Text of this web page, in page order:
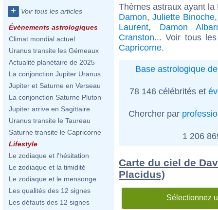
+ Voir tous les articles
Évènements astrologiques
Climat mondial actuel
Uranus transite les Gémeaux
Actualité planétaire de 2025
La conjonction Jupiter Uranus
Jupiter et Saturne en Verseau
La conjonction Saturne Pluton
Jupiter arrive en Sagittaire
Uranus transite le Taureau
Saturne transite le Capricorne
Lifestyle
Le zodiaque et l'hésitation
Le zodiaque et la timidité
Le zodiaque et le mensonge
Les qualités des 12 signes
Les défauts des 12 signes
Thèmes astraux ayant
Damon, Juliette Binoche
Laurent, Damon
Cranston... Voir tous
Capricorne.
Base astrologique
78 146 célébrités et
Chercher par
1 206
Carte du ciel de
Placidus)
Sélectionnez